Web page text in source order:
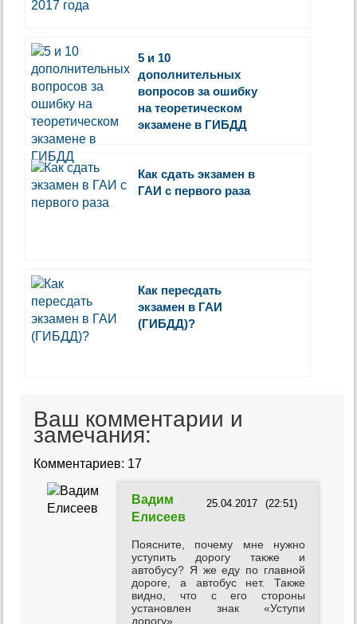
5 и 10
дополнительных
вопросов за ошибку
на теоретическом
экзамене в ГИБДД
Как сдать экзамен в
ГАИ с первого раза
Как пересдать
экзамен в ГАИ
(ГИБДД)?
Ваш комментарии и
замечания:
Комментариев: 17
(22:51)
25.04.2017
Вадим
Елисеев
Поясните, почему мне нужно
уступить дорогу также и
автобусу? Я же еду по главной
дороге, а автобус нет. Также
видно, что с его стороны
установлен знак «Уступи
дорогу».